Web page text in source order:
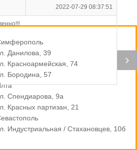
2022-07-29 08:37:51
центров компании
Данилова, 39
Красноармейская, 74
Бородина, 57
Спендиарова, 9а
Красных партизан, 21
Индустриальная / Стахановцев, 10б